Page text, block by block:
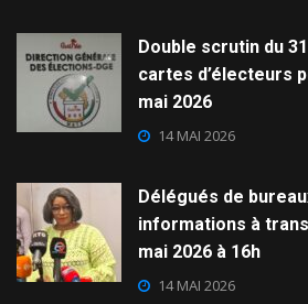
Double scrutin du
cartes d’électeurs
mai 2026
14 MAI 2026
Délégués de
informations à
mai 2026 à 16h
14 MAI 2026